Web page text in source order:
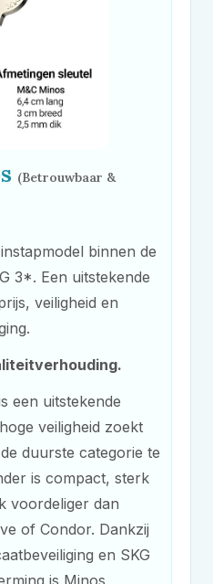
(Betrouwbaar &
binnen de
3*. Een uitstekende
veiligheid en
een uitstekende
veiligheid zoekt
duurste categorie te
is compact, sterk
voordeliger dan
of Condor. Dankzij
en SKG
is Minos